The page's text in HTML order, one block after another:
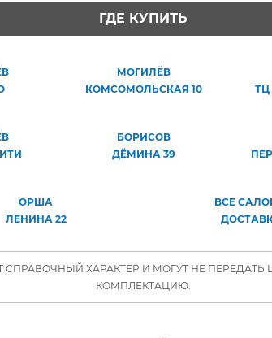
ГДЕ КУПИТЬ
МОГИЛЁВ
КОМСОМОЛЬСКАЯ 10
ТЦ
БОРИСОВ
ДЁМИНА 39
ОРША
ЛЕНИНА 22
ВСЕ
СПРАВОЧНЫЙ ХАРАКТЕР И МОГУТ НЕ ПЕРЕДАТЬ
КОМПЛЕКТАЦИЮ.